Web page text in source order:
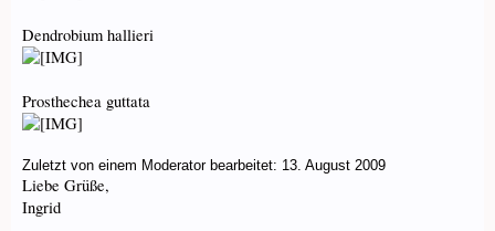
Dendrobium hallieri
Prosthechea guttata
Zuletzt von einem Moderator bearbeitet: 13. August 2009
Liebe Grüße,
Ingrid